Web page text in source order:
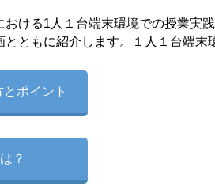
ける1人１台端末環境での授業実
とともに紹介します。１人１台端
ポイント
？